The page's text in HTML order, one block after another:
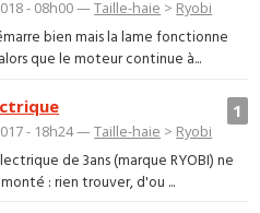
- 08h00 —Taille-haie > Ryobi
bien mais la lame fonctionne
que le moteur continue à...
1
- 18h24 —Taille-haie > Ryobi
de 3ans (marque RYOBI) ne
: rien trouver, d'ou ...